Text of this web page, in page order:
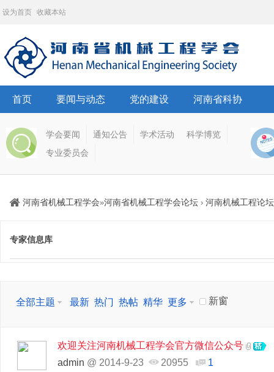
设为首页 收藏本站
首页 要闻与动态 党的建设 河南省科协
学会要闻 通知公告 学术活动
科学博览
专业委员会
河南省机械工程学会»河南省机械工程学会论坛 › 河南机械工程论坛
专家信息库
新窗
全部主题 最新 热门 热帖 精华 更多
欢迎关注河南机械工程学会官方微信公众号
admin @ 2014-9-23 20955 1